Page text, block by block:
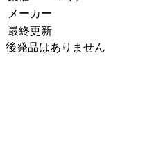
メーカー
最終更新
後発品はありません